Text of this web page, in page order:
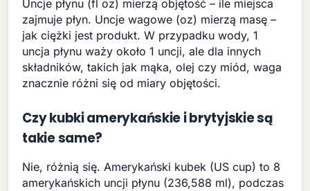
Uncje płynu (fl oz) mierzą objętość – ile miejsca
zajmuje płyn. Uncje wagowe (oz) mierzą masę –
jak ciężki jest produkt. W przypadku wody, 1
uncja płynu waży około 1 uncji, ale dla innych
składników, takich jak mąka, olej czy miód, waga
znacznie różni się od miary objętości.
Czy kubki amerykańskie i brytyjskie są
takie same?
Nie, różnią się. Amerykański kubek (US cup) to 8
amerykańskich uncji płynu (236,588 ml), podczas